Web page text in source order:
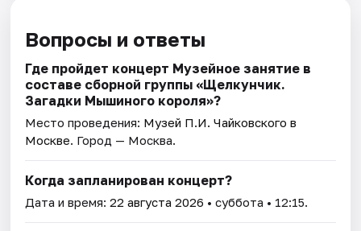
Вопросы и ответы
Где пройдет концерт Музейное занятие в
составе сборной группы «Щелкунчик.
Загадки Мышиного кoроля»?
Место проведения: Музей П.И. Чайковского в
Москве. Город — Москва.
Когда запланирован концерт?
Дата и время:22 августа 2026 • суббота • 12:15.